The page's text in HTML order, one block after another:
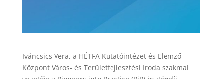
Iváncsics Vera, a HÉTFA Kutatóintézet és Elemző
Központ Város- és Területfejlesztési Iroda szakmai